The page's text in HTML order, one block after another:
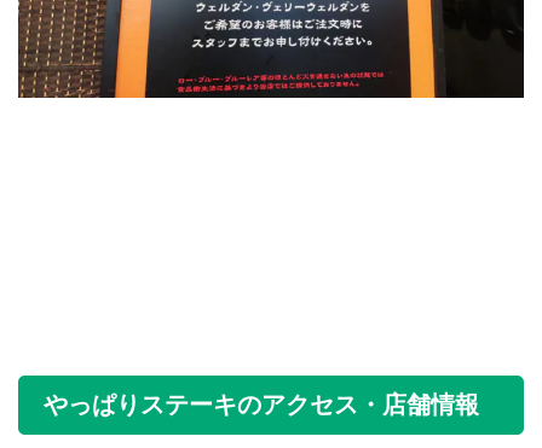
やっぱりステーキのアクセス・店舗情報